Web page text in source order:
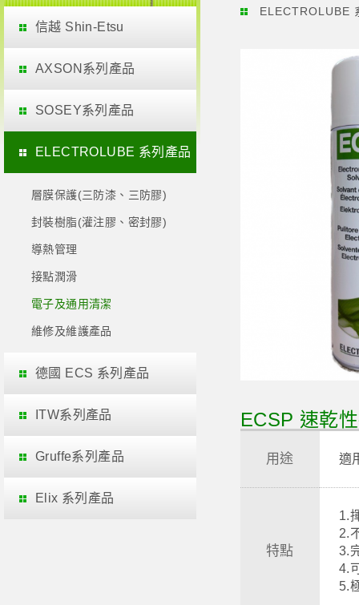
信越 Shin-Etsu
AXSON系列產品
SOSEY系列產品
ELECTROLUBE 系列產品
層膜保護(三防漆、三防膠)
封裝樹脂(灌注膠、密封膠)
導熱管理
接點潤滑
電子及通用清潔
維修及維護產品
德國 ECS 系列產品
ITW系列產品
Gruffe系列產品
Elix 系列產品
ELECTROLUBE
ECSP 速乾
用途 適
特點
1.
2.
3.
4.
5.